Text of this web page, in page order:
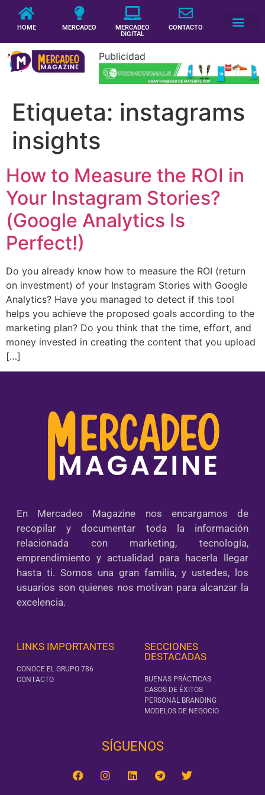
HOME MERCADEO
MERCADEO
DIGITAL
CONTACTO
Publicidad
Etiqueta: instagrams
insights
How to Measure the ROI in
Your Instagram Stories?
(Google Analytics Is
Perfect!)
Do you already know how to measure the ROI (return
on investment) of your Instagram Stories with Google
Analytics? Have you managed to detect if this tool
helps you achieve the proposed goals according to the
marketing plan? Do you think that the time, effort, and
money invested in creating the content that you upload
[…]
En Mercadeo Magazine nos encargamos de
recopilar y documentar toda la información
relacionada con marketing, tecnología,
emprendimiento y actualidad para hacerla llegar
hasta ti. Somos una gran familia, y ustedes, los
usuarios son quienes nos motivan para alcanzar la
excelencia.
LINKS IMPORTANTES
CONOCE EL GRUPO 786
CONTACTO
SECCIONES
DESTACADAS
BUENAS PRÁCTICAS
CASOS DE ÉXITOS
PERSONAL BRANDING
MODELOS DE NEGOCIO
SÍGUENOS‎